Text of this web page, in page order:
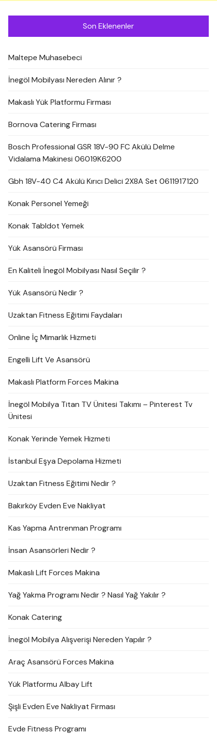
Son Eklenenler
Maltepe Muhasebeci
İnegöl Mobilyası Nereden Alınır ?
Makaslı Yük Platformu Firması
Bornova Catering Firması
Bosch Professional GSR 18V-90 FC Akülü Delme
Vidalama Makinesi 06019K6200
Gbh 18V-40 C4 Akülü Kırıcı Delici 2X8A Set 0611917120
Konak Personel Yemeği
Konak Tabldot Yemek
Yük Asansörü Firması
En Kaliteli İnegöl Mobilyası Nasıl Seçilir ?
Yük Asansörü Nedir ?
Uzaktan Fitness Eğitimi Faydaları
Online İç Mimarlık Hizmeti
Engelli Lift Ve Asansörü
Makaslı Platform Forces Makina
İnegöl Mobilya Titan TV Ünitesi Takımı – Pinterest Tv
Ünitesi
Konak Yerinde Yemek Hizmeti
İstanbul Eşya Depolama Hizmeti
Uzaktan Fitness Eğitimi Nedir ?
Bakırköy Evden Eve Nakliyat
Kas Yapma Antrenman Programı
İnsan Asansörleri Nedir ?
Makaslı Lift Forces Makina
Yağ Yakma Programı Nedir ? Nasıl Yağ Yakılır ?
Konak Catering
İnegöl Mobilya Alışverişi Nereden Yapılır ?
Araç Asansörü Forces Makina
Yük Platformu Albay Lift
Şişli Evden Eve Nakliyat Firması
Evde Fitness Programı